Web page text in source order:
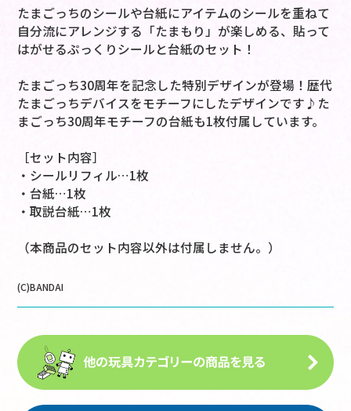
たまごっちのシールや台紙にアイテムのシールを重ねて
自分流にアレンジする「たまもり」が楽しめる、貼って
はがせるぷっくりシールと台紙のセット！
たまごっち30周年を記念した特別デザインが登場！歴代
たまごっちデバイスをモチーフにしたデザインです♪た
まごっち30周年モチーフの台紙も1枚付属しています。
［セット内容］
・シールリフィル…1枚
・台紙…1枚
・取説台紙…1枚
（本商品のセット内容以外は付属しません。）
(C)BANDAI